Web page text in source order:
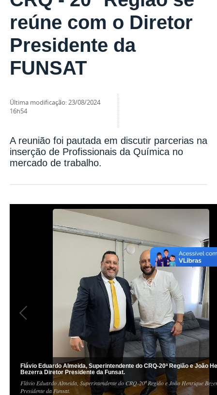
reúne com o Diretor
Presidente da
FUNSAT
última modificação:23/08/2024
16h54
A reunião foi pautada em discutir parcerias na
inserção de Profissionais da Química no
mercado de trabalho.
Flávio Eduardo Almeida, Superintendente do CRQ-20ª Região e João
Bezerra Diretor Presidente da Funsat.
Flávio Eduardo Almeida, Superintendente do CRQ-20ª Região e João Henrique
Presidente da Funsat.